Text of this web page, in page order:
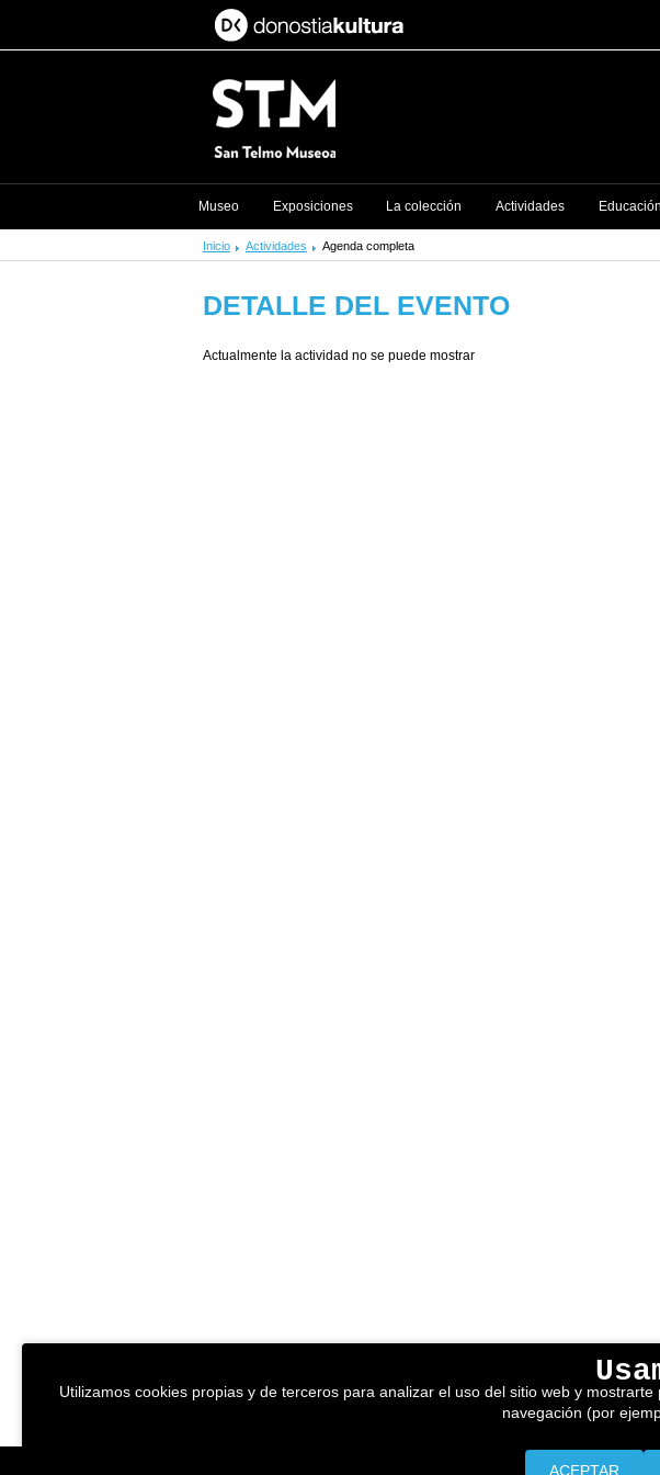
Inicio Actividades Agenda completa
DETALLE DEL EVENTO
Actualmente la actividad no se puede mostrar
Museo Exposiciones La colección Actividades Educación
Utilizamos cookies propias y de terceros para analizar el uso del sitio web y
navegación (por
ACEPTAR